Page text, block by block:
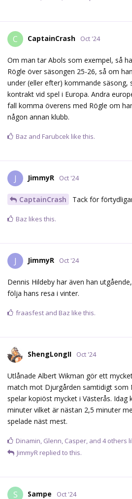
C CaptainCrash Oct '24
Om man tar Abols som exempel, så
Rögle över säsongen 25-26, så om
under (eller efter) kommande säsong,
kontrakt vid spel i Europa. Andra
fall komma överens med Rögle om
någon annan klubb.
Baz and Farubcek like this.
J JimmyR Oct '24
CaptainCrash Tack för
Baz likes this.
J JimmyR Oct '24
Dennis Hildeby har även han
följa hans resa i vinter.
fraasfest and Baz like this.
ShengLongII Oct '24
Utlånade Albert Wikman gör ett
match mot Djurgården samtidigt som
spelar kopiöst mycket i Västerås. Idag
minuter vilket är nästan 2,5 minuter
spelade näst mest.
Dinamin, Glenn, Casper, and 4others
JimmyR replied to this.
S Sampe Oct '24